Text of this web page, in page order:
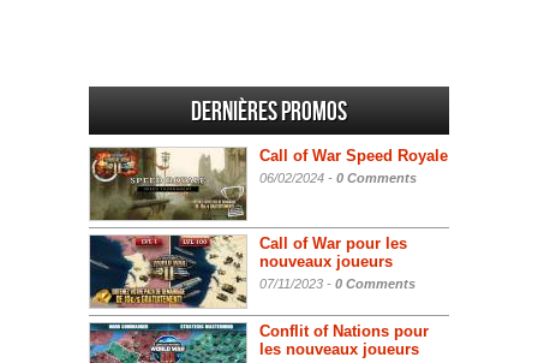
Dernières promos
Call of War Speed Royale
06/02/2024 - 0 Comments
Call of War pour les
nouveaux joueurs
07/11/2023 - 0 Comments
Conflit of Nations pour
les nouveaux joueurs